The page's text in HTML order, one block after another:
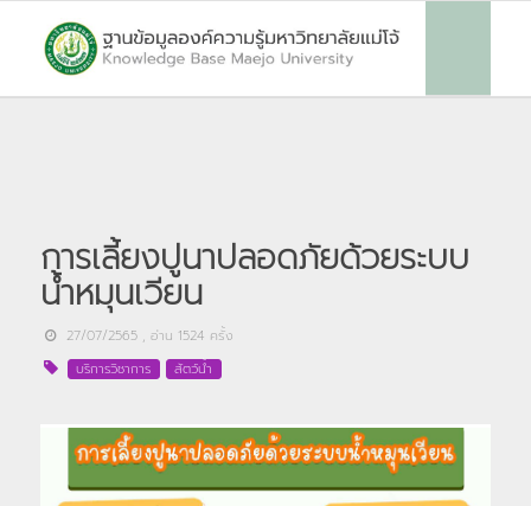
การเลี้ยงปูนาปลอดภัยด้วยระบบ
น้ำหมุนเวียน
27/07/2565, อ่าน 1524 ครั้ง
บริการวิชาการ
สัตว์น้ำ